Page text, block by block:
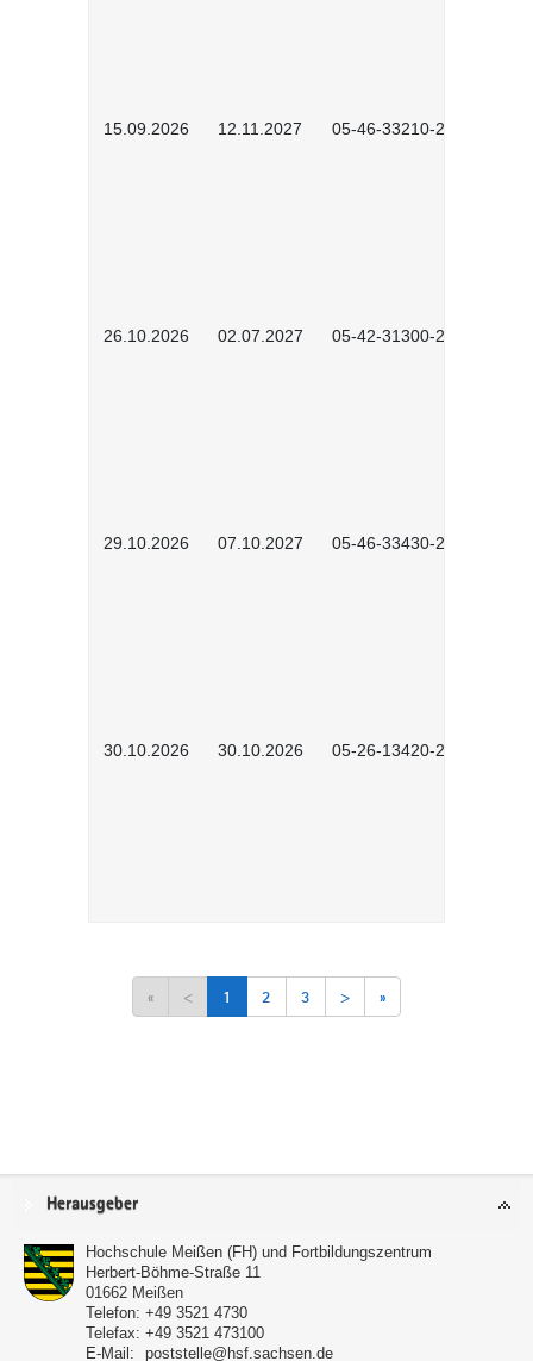
15.09.2026 12.11.2027 05-46-33210-2601
26.10.2026 02.07.2027 05-42-31300-2601
29.10.2026 07.10.2027 05-46-33430-2601
30.10.2026 30.10.2026 05-26-13420-2601
« < 1 2 3 > »
Service
Herausgeber
Hochschule Meißen (FH) und Fortbildungszentrum
Herbert-Böhme-Straße 11
01662 Meißen
Telefon: +49 3521 4730
Telefax: +49 3521 473100
E-Mail:
poststelle@hsf.sachsen.de